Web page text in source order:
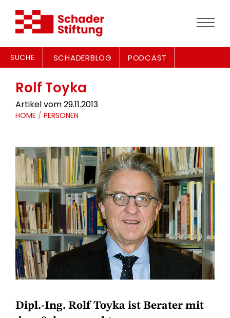
SUCHE SCHADERBLOG PODCAST
Rolf Toyka
Artikel vom 29.11.2013
HOME / PERSONEN
Dipl.-Ing. Rolf Toyka ist Berater mit